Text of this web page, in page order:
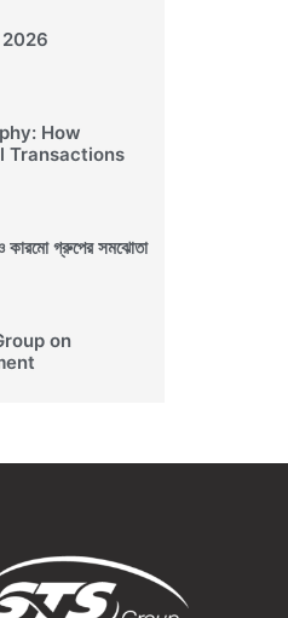
How
Transactions
ও কারমো গ্রুপের সমঝোতা
on